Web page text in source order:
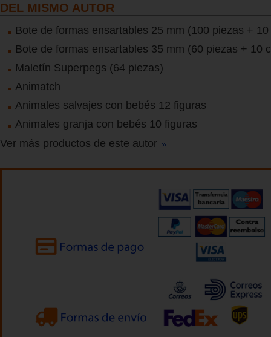
DEL MISMO AUTOR
Bote de formas ensartables 25 mm (100 piezas +
Bote de formas ensartables 35 mm (60 piezas + 10
Maletín Superpegs (64 piezas)
Animatch
Animales salvajes con bebés 12 figuras
Animales granja con bebés 10 figuras
Ver más productos de este autor